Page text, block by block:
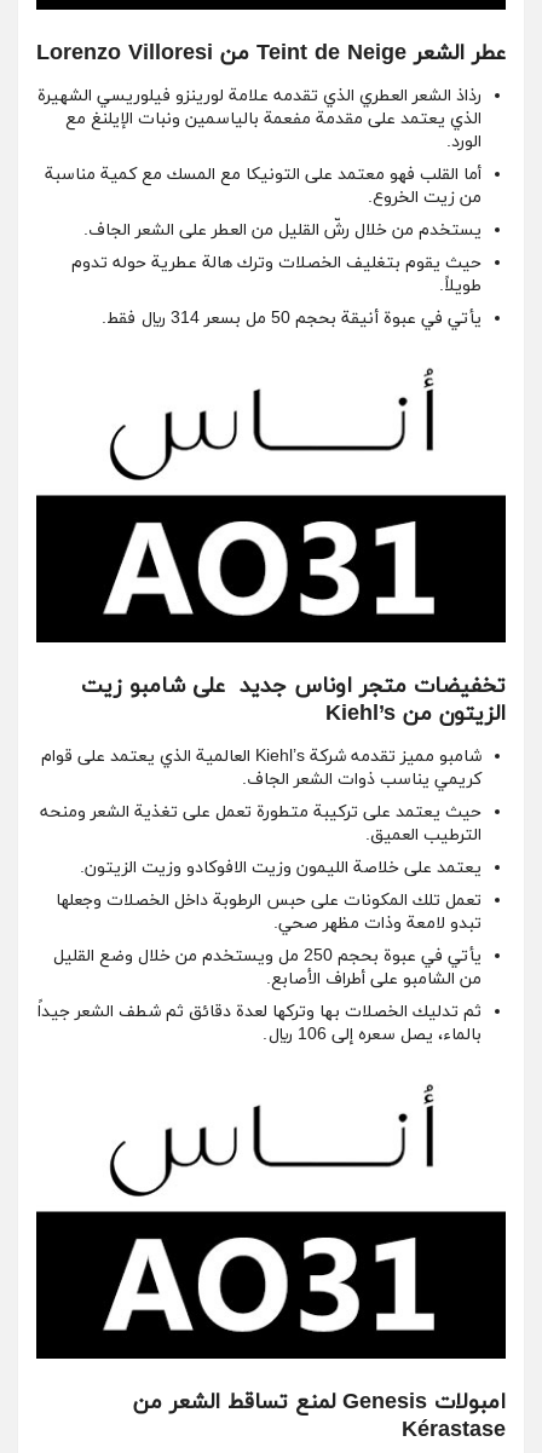
عطر الشعر Teint de Neige من Lorenzo Villoresi
رذاذ الشعر العطري الذي تقدمه علامة لورينزو فيلوريسي الشهيرة
الذي يعتمد على مقدمة مفعمة بالياسمين ونبات الإيلنغ مع
الورد.
أما القلب فهو معتمد على التونيكا مع المسك مع كمية مناسبة
من زيت الخروع.
يستخدم من خلال رشّ القليل من العطر على الشعر الجاف.
حيث يقوم بتغليف الخصلات وترك هالة عطرية حوله تدوم
طويلاً.
يأتي في عبوة أنيقة بحجم 50 مل بسعر 314 ريال فقط.
تخفيضات متجر اوناس جديد على شامبو زيت
الزيتون من Kiehl’s
شامبو مميز تقدمه شركة Kiehl’s العالمية الذي يعتمد على قوام
كريمي يناسب ذوات الشعر الجاف.
حيث يعتمد على تركيبة متطورة تعمل على تغذية الشعر ومنحه
الترطيب العميق.
يعتمد على خلاصة الليمون وزيت الافوكادو وزيت الزيتون.
تعمل تلك المكونات على حبس الرطوبة داخل الخصلات وجعلها
تبدو لامعة وذات مظهر صحي.
يأتي في عبوة بحجم 250 مل ويستخدم من خلال وضع القليل
من الشامبو على أطراف الأصابع.
ثم تدليك الخصلات بها وتركها لعدة دقائق ثم شطف الشعر جيداً
بالماء، يصل سعره إلى 106 ريال.
امبولات Genesis لمنع تساقط الشعر من
Kérastase